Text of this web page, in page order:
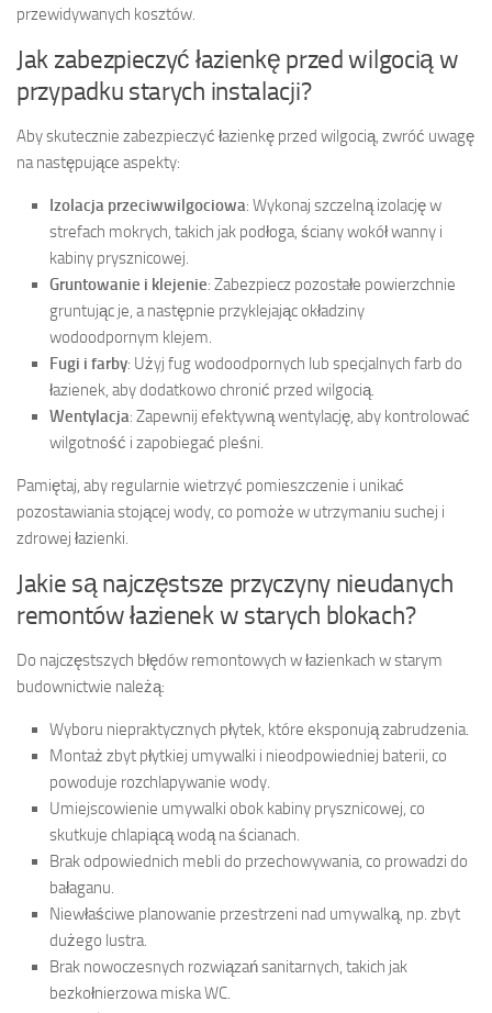
przewidywanych kosztów.
Jak zabezpieczyć łazienkę przed wilgocią w
przypadku starych instalacji?
Aby skutecznie zabezpieczyć łazienkę przed wilgocią, zwróć uwagę
na następujące aspekty:
Izolacja przeciwwilgociowa: Wykonaj szczelną izolację w
strefach mokrych, takich jak podłoga, ściany wokół wanny i
kabiny prysznicowej.
Gruntowanie i klejenie: Zabezpiecz pozostałe powierzchnie
gruntując je, a następnie przyklejając okładziny
wodoodpornym klejem.
Fugi i farby: Użyj fug wodoodpornych lub specjalnych farb do
łazienek, aby dodatkowo chronić przed wilgocią.
Wentylacja: Zapewnij efektywną wentylację, aby kontrolować
wilgotność i zapobiegać pleśni.
Pamiętaj, aby regularnie wietrzyć pomieszczenie i unikać
pozostawiania stojącej wody, co pomoże w utrzymaniu suchej i
zdrowej łazienki.
Jakie są najczęstsze przyczyny nieudanych
remontów łazienek w starych blokach?
Do najczęstszych błędów remontowych w łazienkach w starym
budownictwie należą:
Wyboru niepraktycznych płytek, które eksponują zabrudzenia.
Montaż zbyt płytkiej umywalki i nieodpowiedniej baterii, co
powoduje rozchlapywanie wody.
Umiejscowienie umywalki obok kabiny prysznicowej, co
skutkuje chlapiącą wodą na ścianach.
Brak odpowiednich mebli do przechowywania, co prowadzi do
bałaganu.
Niewłaściwe planowanie przestrzeni nad umywalką, np. zbyt
dużego lustra.
Brak nowoczesnych rozwiązań sanitarnych, takich jak
bezkołnierzowa miska WC.